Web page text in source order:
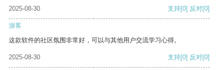
2025-08-30 支持[0] 反对[0]
游客
这款软件的社区氛围非常好，可以与其他用户交流学习心得。
2025-08-30 支持[0] 反对[0]